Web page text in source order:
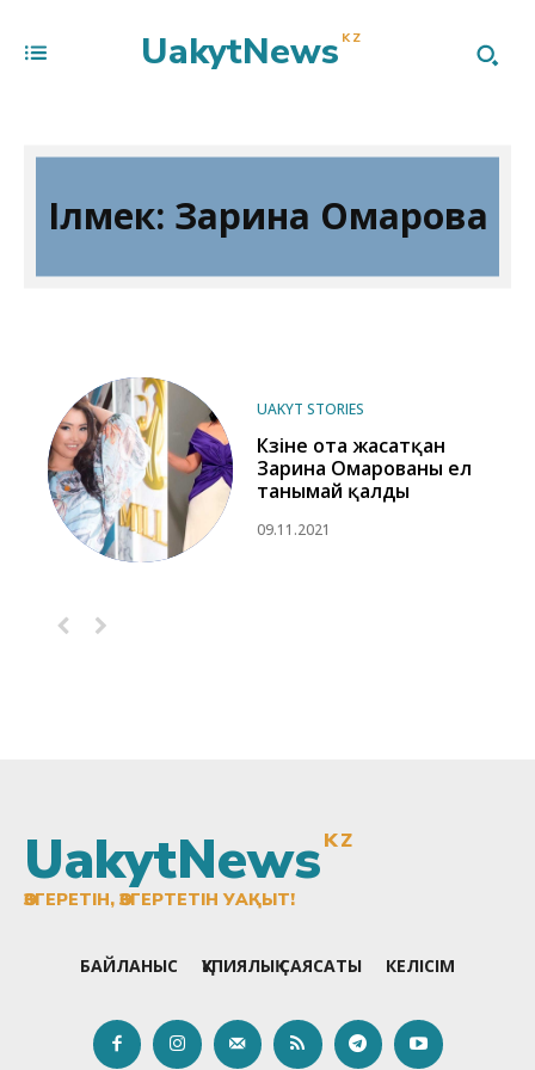
UakytNews KZ
Ілмек: Зарина Омарова
UAKYT STORIES
Көзіне ота жасатқан
Зарина Омарованы ел
танымай қалды
09.11.2021
UakytNewsKZ
ӨЗГЕРЕТІН, ӨЗГЕРТЕТІН УАҚЫТ!
БАЙЛАНЫС ҚҰПИЯЛЫҚ САЯСАТЫ КЕЛІСІМ